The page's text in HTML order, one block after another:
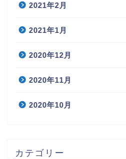
2021年2月
2021年1月
2020年12月
2020年11月
2020年10月
カテゴリー